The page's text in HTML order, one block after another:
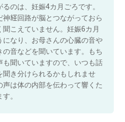
のは、妊娠4カ月ごろです。
経回路が脳とつながっておら
こえていません。妊娠6カ月
なり、お母さんの心臓の音や
音などを聞いています。もち
聞いていますので、いつも話
聞き分けられるかもしれませ
は体の内部を伝わって響くた
。